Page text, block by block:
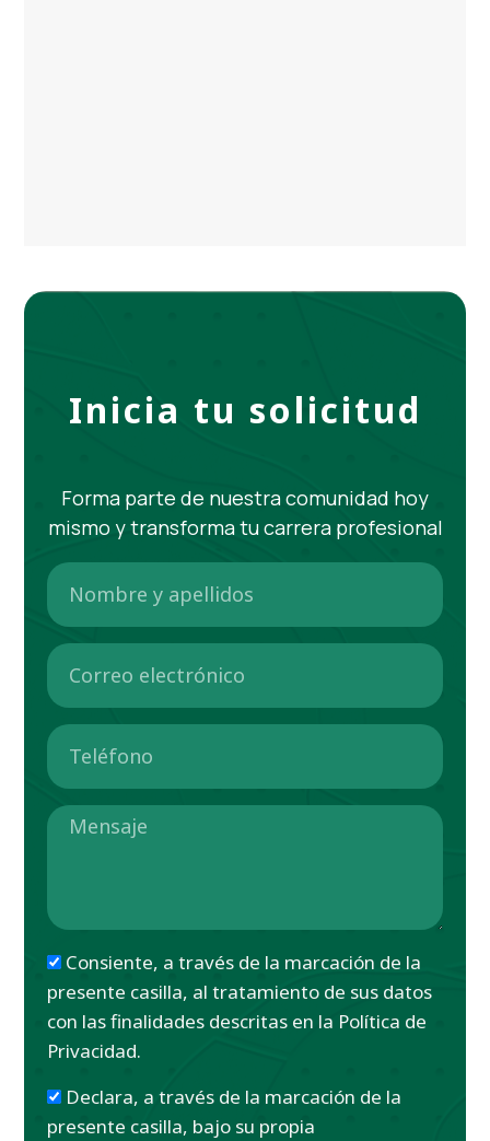
Inicia tu solicitud
Forma parte de nuestra comunidad hoy
mismo y transforma tu carrera profesional
Consiente, a través de la marcación de la
presente casilla, al tratamiento de sus datos
con las finalidades descritas en la Política de
Privacidad.
Declara, a través de la marcación de la
presente casilla, bajo su propia